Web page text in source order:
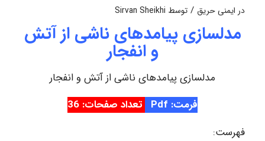
در ایمنی حریق / توسط Sirvan Sheikhi
مدلسازی پیامدهای ناشی از آتش
و انفجار
مدلسازی پیامدهای ناشی از آتش و انفجار
فرمت: Pdf
تعداد صفحات: 36
فهرست: